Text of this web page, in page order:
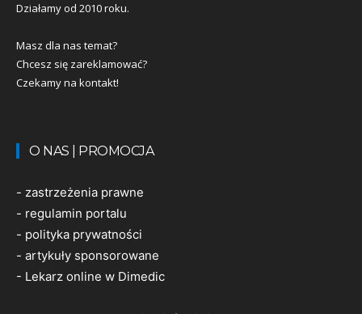
Działamy od 2010 roku.
Masz dla nas temat?
Chcesz się zareklamować?
Czekamy na kontakt!
O NAS | PROMOCJA
- zastrzeżenia prawne
- regulamin portalu
- polityka prywatności
- artykuły sponsorowane
- Lekarz online w Dimedic